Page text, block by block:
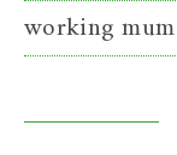
working mum